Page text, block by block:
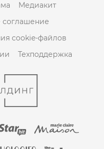
Медиакит
соглашение
cookie-файлов
Техподдержка